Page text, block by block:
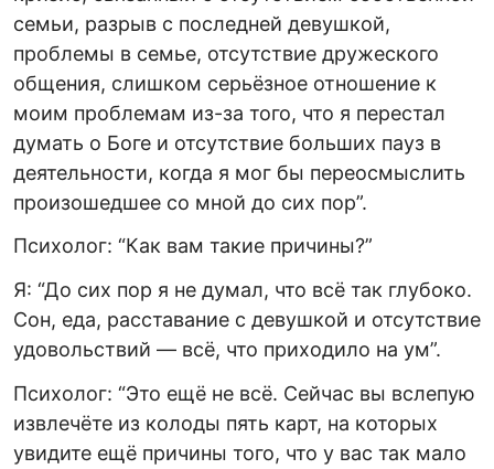
семьи, разрыв с последней девушкой,
проблемы в семье, отсутствие дружеского
общения, слишком серьёзное отношение к
моим проблемам из-за того, что я перестал
думать о Боге и отсутствие больших пауз в
деятельности, когда я мог бы переосмыслить
произошедшее со мной до сих пор”.
Психолог: “Как вам такие причины?”
Я: “До сих пор я не думал, что всё так глубоко.
Сон, еда, расставание с девушкой и отсутствие
удовольствий — всё, что приходило на ум”.
Психолог: “Это ещё не всё. Сейчас вы вслепую
извлечёте из колоды пять карт, на которых
увидите ещё причины того, что у вас так мало